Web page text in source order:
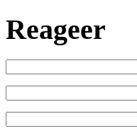
Reageer